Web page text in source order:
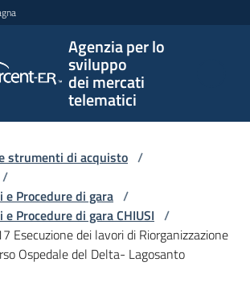
Agenzia per lo
sviluppo
dei mercati
telematici
per lo
sviluppo
telematici
strumenti di acquisto /
/
Procedure di gara /
Procedure di gara CHIUSI /
Esecuzione dei lavori di Riorganizzazione
Ospedale del Delta- Lagosanto